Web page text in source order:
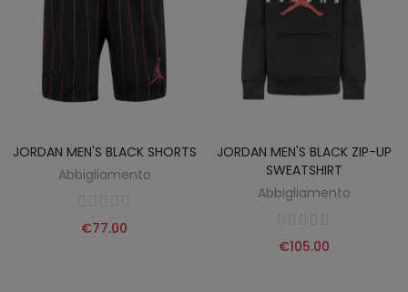
JORDAN MEN'S BLACK SHORTS
Abbigliamento
€77.00
JORDAN MEN'S BLACK ZIP-UP
SWEATSHIRT
Abbigliamento
€105.00